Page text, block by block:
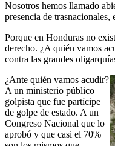
Nosotros hemos llamado
presencia de trasnacionales,
Porque en Honduras no
derecho. ¿A quién vamos
contra las grandes
¿Ante quién vamos acudir?
A un ministerio público
golpista que fue partícipe
de golpe de estado. A un
Congreso Nacional que lo
aprobó y que casi el 70%